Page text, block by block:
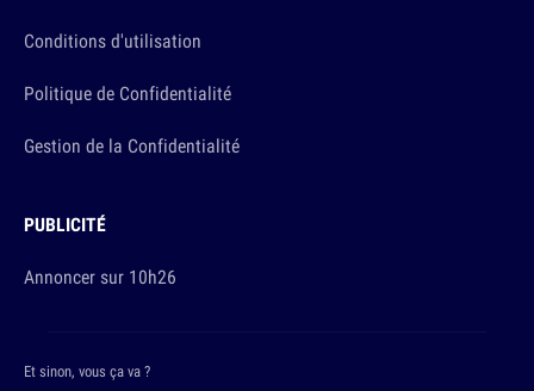
Conditions d'utilisation
Politique de Confidentialité
Gestion de la Confidentialité
PUBLICITÉ
Annoncer sur 10h26
Et sinon, vous ça va ?